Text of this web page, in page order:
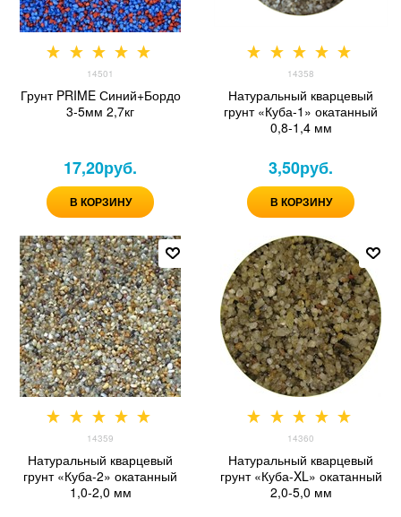
14501
Грунт PRIME Синий+Бордо
3-5мм 2,7кг
17,20руб.
В КОРЗИНУ
14358
Натуральный кварцевый
грунт «Куба-1» окатанный
0,8-1,4 мм
3,50руб.
В КОРЗИНУ
14359
Натуральный кварцевый
грунт «Куба-2» окатанный
1,0-2,0 мм
14360
Натуральный кварцевый
грунт «Куба-XL» окатанный
2,0-5,0 мм